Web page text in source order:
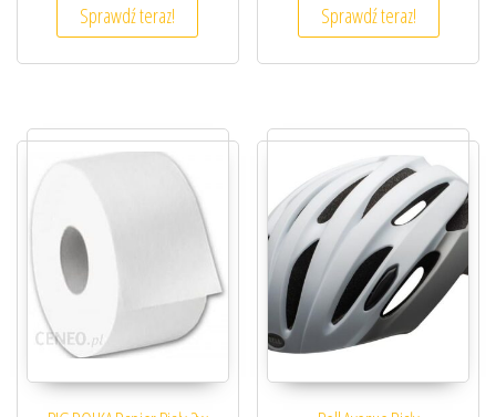
Sprawdź teraz! Sprawdź teraz!